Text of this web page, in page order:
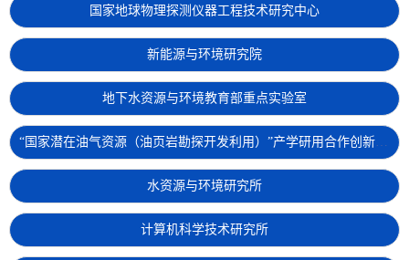
国家地球物理探测仪器工程技术研究中心
新能源与环境研究院
地下水资源与环境教育部重点实验室
水资源与环境研究所
计算机科学技术研究所